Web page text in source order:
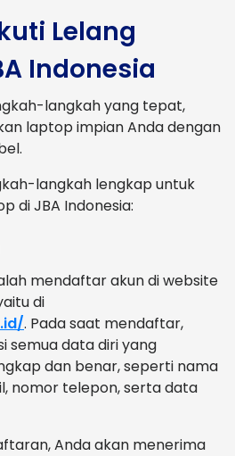
Lelang
Indonesia
langkah yang tepat,
laptop impian Anda dengan
langkah lengkap untuk
di JBA Indonesia:
mendaftar akun di website
di
. Pada saat mendaftar,
semua data diri yang
dan benar, seperti nama
nomor telepon, serta data
Anda akan menerima